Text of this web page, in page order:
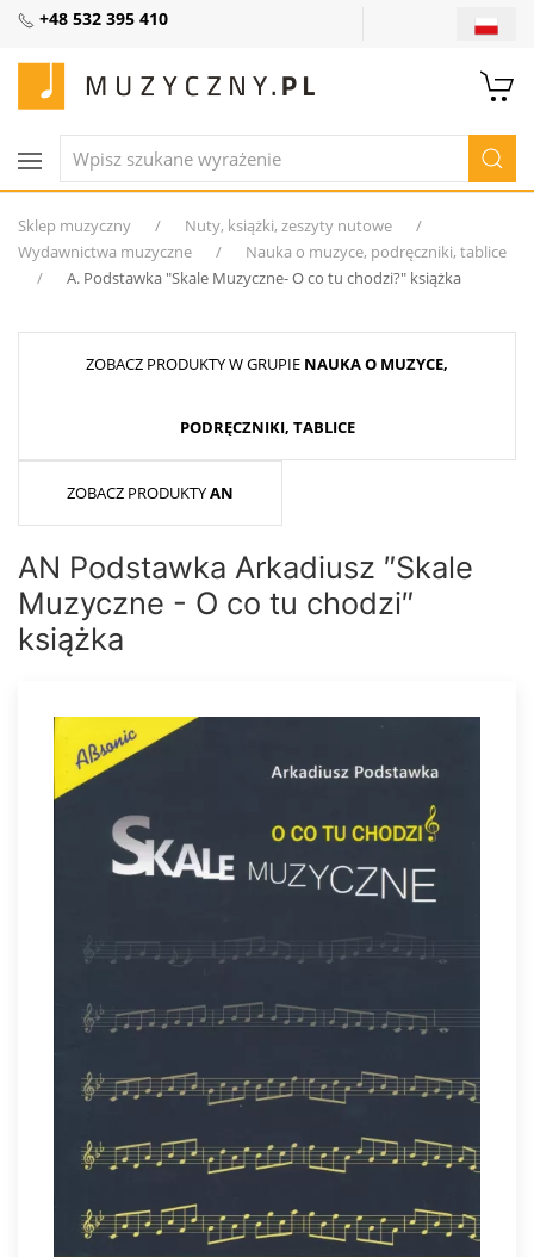
+48 532 395 410
Sklep muzyczny
Nuty, książki, zeszyty nutowe
Wydawnictwa muzyczne
Nauka o muzyce, podręczniki, tablice
A. Podstawka ″Skale Muzyczne- O co tu chodzi?″ książka
ZOBACZ PRODUKTY W GRUPIE NAUKA O MUZYCE,
PODRĘCZNIKI, TABLICE
ZOBACZ PRODUKTYAN
AN Podstawka Arkadiusz ″Skale
Muzyczne - O co tu chodzi″
książka